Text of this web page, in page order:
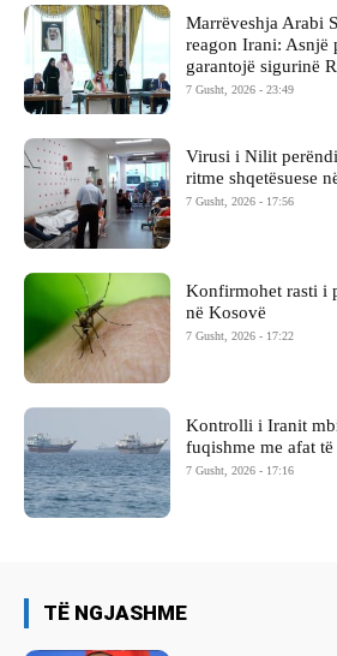
Marrëveshja Arabi
reagon Irani: Asnjë
garantojë sigurinë
7 Gusht, 2026 - 23:49
Virusi i Nilit
ritme shqetësuese
7 Gusht, 2026 - 17:56
Konfirmohet rasti i
në Kosovë
7 Gusht, 2026 - 17:22
Kontrolli i Iranit
fuqishme me afat
7 Gusht, 2026 - 17:16
TË NGJASHME